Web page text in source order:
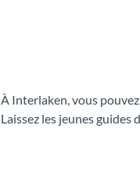
À Interlaken, vous
Laissez les jeunes